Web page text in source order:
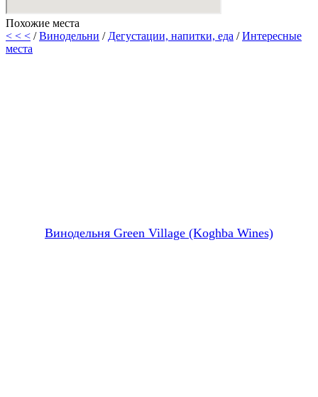
Похожие места
< < < /Винодельни / Дегустации, напитки, еда /Интересные
места
Винодельня Green Village (Koghba Wines)